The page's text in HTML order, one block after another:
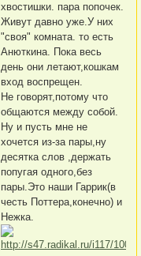
хвостишки. пара попочек.
Живут давно уже.У них
"своя" комната. то есть
Анюткина. Пока весь
день они летают,кошкам
вход воспрещен.
Не говорят,потому что
общаются между собой.
Ну и пусть мне не
хочется из-за пары,ну
десятка слов ,держать
попугая одного,без
пары.Это наши Гаррик(в
честь Поттера,конечно) и
Нежка.